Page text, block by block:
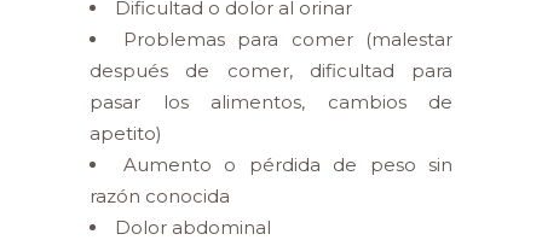
Dificultad o dolor al orinar
Problemas para comer (malestar
después de comer, dificultad para
pasar los alimentos, cambios de
apetito)
Aumento o pérdida de peso sin
razón conocida
Dolor abdominal